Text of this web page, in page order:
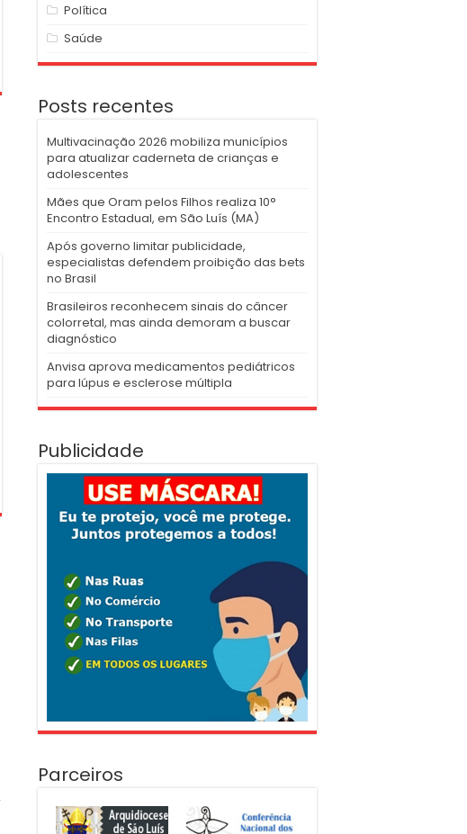
Política
Saúde
Posts recentes
Multivacinação 2026 mobiliza municípios
para atualizar caderneta de crianças e
adolescentes
Mães que Oram pelos Filhos realiza 10°
Encontro Estadual, em São Luís (MA)
Após governo limitar publicidade,
especialistas defendem proibição das bets
no Brasil
Brasileiros reconhecem sinais do câncer
colorretal, mas ainda demoram a buscar
diagnóstico
Anvisa aprova medicamentos pediátricos
para lúpus e esclerose múltipla
Publicidade
Parceiros